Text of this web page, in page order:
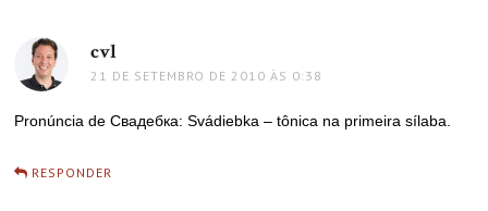
cvl
21 DE SETEMBRO DE 2010 ÀS 0:38
Pronúncia de Свадебка: Svádiebka – tônica na primeira sílaba.
RESPONDER